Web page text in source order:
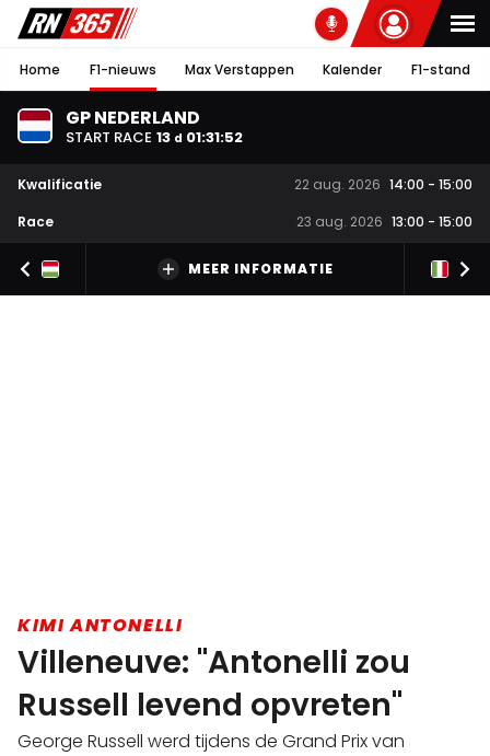
Home F1-nieuws Max Verstappen Kalender F1-stand
GP NEDERLAND
START RACE 13 d 01:31:51
Kwalificatie 22 aug. 2026 14:00 - 15:00
Race
23 aug. 2026 13:00 - 15:00
MEER INFORMATIE
KIMI ANTONELLI
Villeneuve: "Antonelli zou
Russell levend opvreten"
George Russell werd tijdens de Grand Prix van